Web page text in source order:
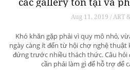
Aug 11, 2019 / ART
Khó khăn gặp phải vì quy mô nhỏ,
ngày càng ít đến từ hội chợ nghệ
đứng trước nhiều thách thức. Câu
cần phải làm gì để hỗ trợ để